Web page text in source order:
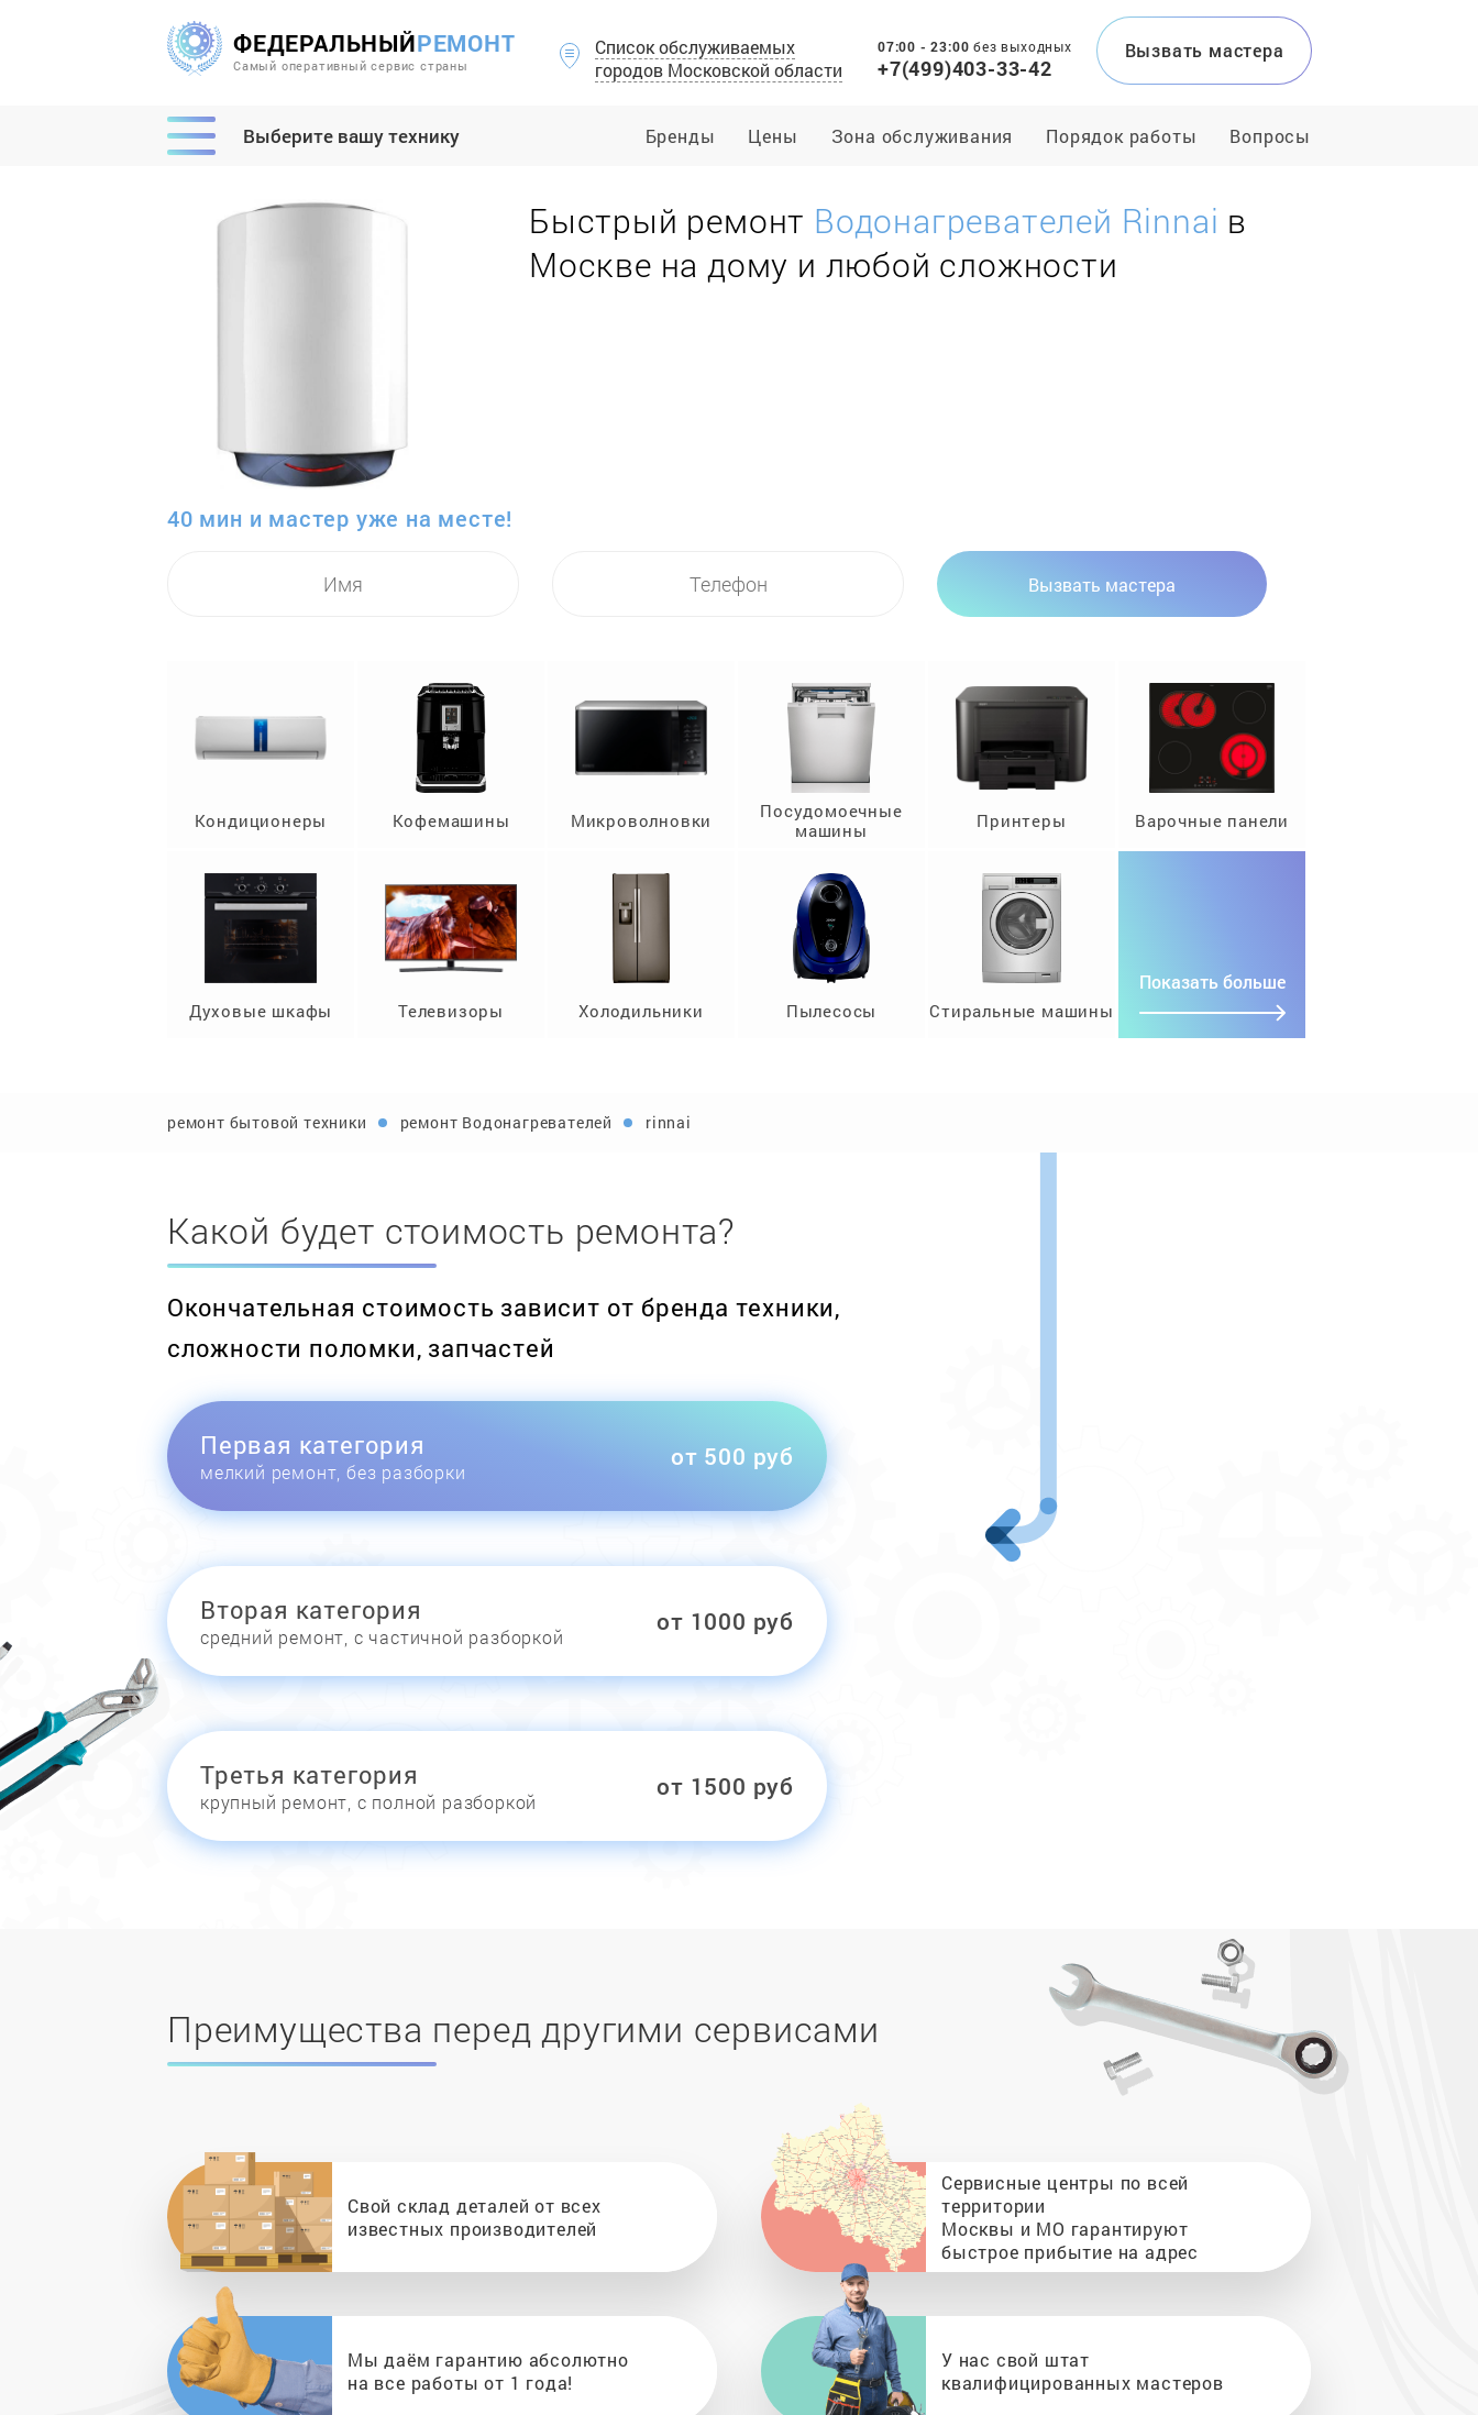
ФЕДЕРАЛЬНЫЙРЕМОНТ
Самый оперативный сервис страны
Список обслуживаемых
городов Московской области
07:00 - 23:00без выходных
+7(499)403-33-42
Вызвать мастера
Выберите вашу технику Бренды Цены Зона обслуживания Порядок работы Вопросы
Быстрый ремонт Водонагревателей Rinnai в
Москве на дому и любой сложности
40 мин и мастер уже на месте!
Вызвать мастера
Кондиционеры Кофемашины Микроволновки
Посудомоечные
машины
Принтеры Варочные панели
Духовые шкафы Телевизоры Холодильники Пылесосы Стиральные машины
Показать больше
ремонт бытовой техники ремонт Водонагревателей rinnai
Какой будет стоимость ремонта?
Окончательная стоимость зависит от бренда техники,
сложности поломки, запчастей
Первая категория
мелкий ремонт, без разборки
от 500 руб
Вторая категория
средний ремонт, с частичной разборкой
от 1000 руб
Третья категория
крупный ремонт, с полной разборкой
от 1500 руб
Преимущества перед другими сервисами
Свой склад деталей от всех
известных производителей
Сервисные центры по всей
территории
Москвы и МО гарантируют
быстрое прибытие на адрес
Мы даём гарантию абсолютно
на все работы от 1 года!
У нас свой штат
квалифицированных мастеров